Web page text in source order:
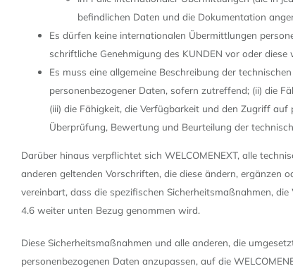
befindlichen Daten und die Dokumentation
Es dürfen keine internationalen Übermittlungen
schriftliche Genehmigung des KUNDEN vor oder
Es muss eine allgemeine Beschreibung der
personenbezogener Daten, sofern zutreffend; (ii) die
(iii) die Fähigkeit, die Verfügbarkeit und den Zugriff
Überprüfung, Bewertung und Beurteilung der
Darüber hinaus verpflichtet sich WELCOMENEXT, alle
anderen geltenden Vorschriften, die diese ändern, ergänzen
vereinbart, dass die spezifischen Sicherheitsmaßnahmen,
4.6 weiter unten Bezug genommen wird.
Diese Sicherheitsmaßnahmen und alle anderen, die
personenbezogenen Daten anzupassen, auf die